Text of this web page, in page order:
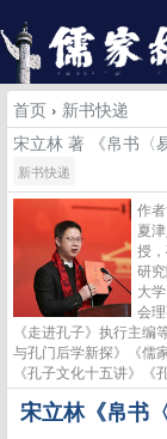
首页 › 新书快递
宋立林 著 《帛书〈
新书快递
作
夏
授
研
大
会
《走进孔子》执行主
与孔门后学新探》《儒
《孔子文化十五讲》《
宋立林《帛书